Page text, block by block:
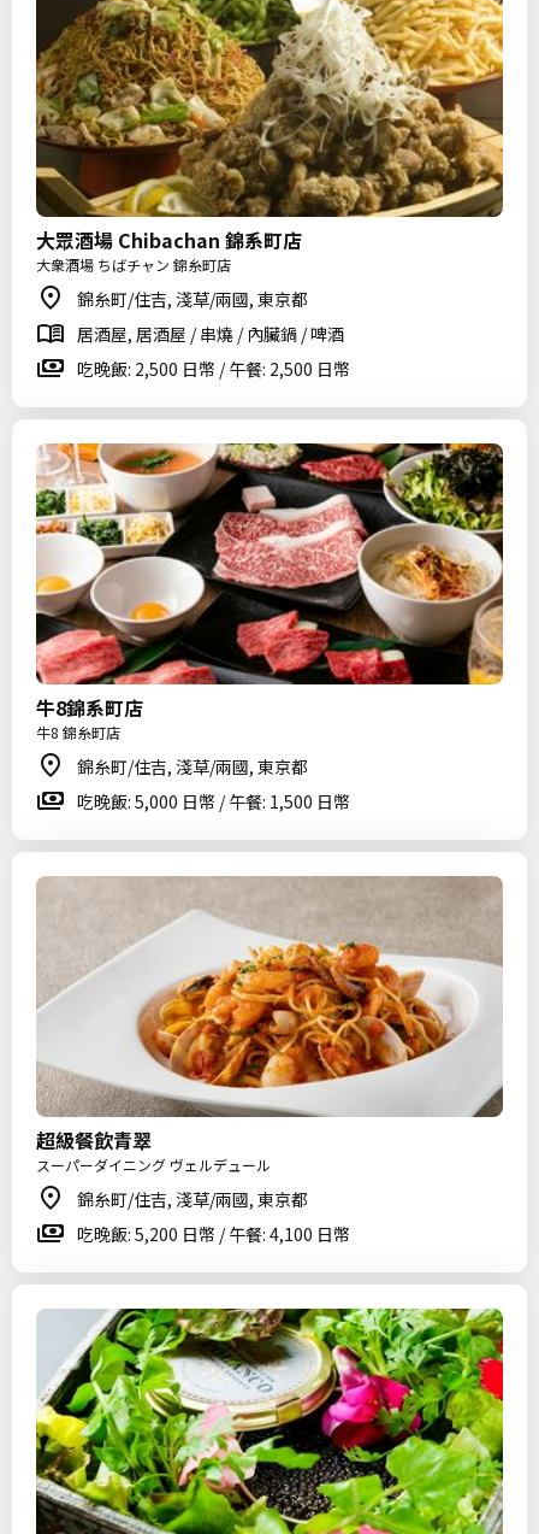
大眾酒場 Chibachan 錦系町店
大衆酒場 ちばチャン 錦糸町店
錦糸町/住吉, 淺草/兩國, 東京都
居酒屋, 居酒屋 / 串燒 / 內臟鍋 / 啤酒
吃晚飯: 2,500 日幣 / 午餐: 2,500 日幣
牛8錦系町店
牛8 錦糸町店
錦糸町/住吉, 淺草/兩國, 東京都
吃晚飯: 5,000 日幣 / 午餐: 1,500 日幣
超級餐飲青翠
スーパーダイニング ヴェルデュール
錦糸町/住吉, 淺草/兩國, 東京都
吃晚飯: 5,200 日幣 / 午餐: 4,100 日幣